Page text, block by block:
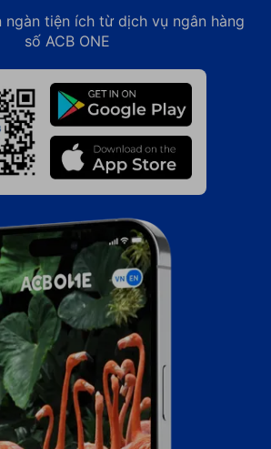
ngàn tiện ích từ dịch vụ ngân hàng
số ACB ONE